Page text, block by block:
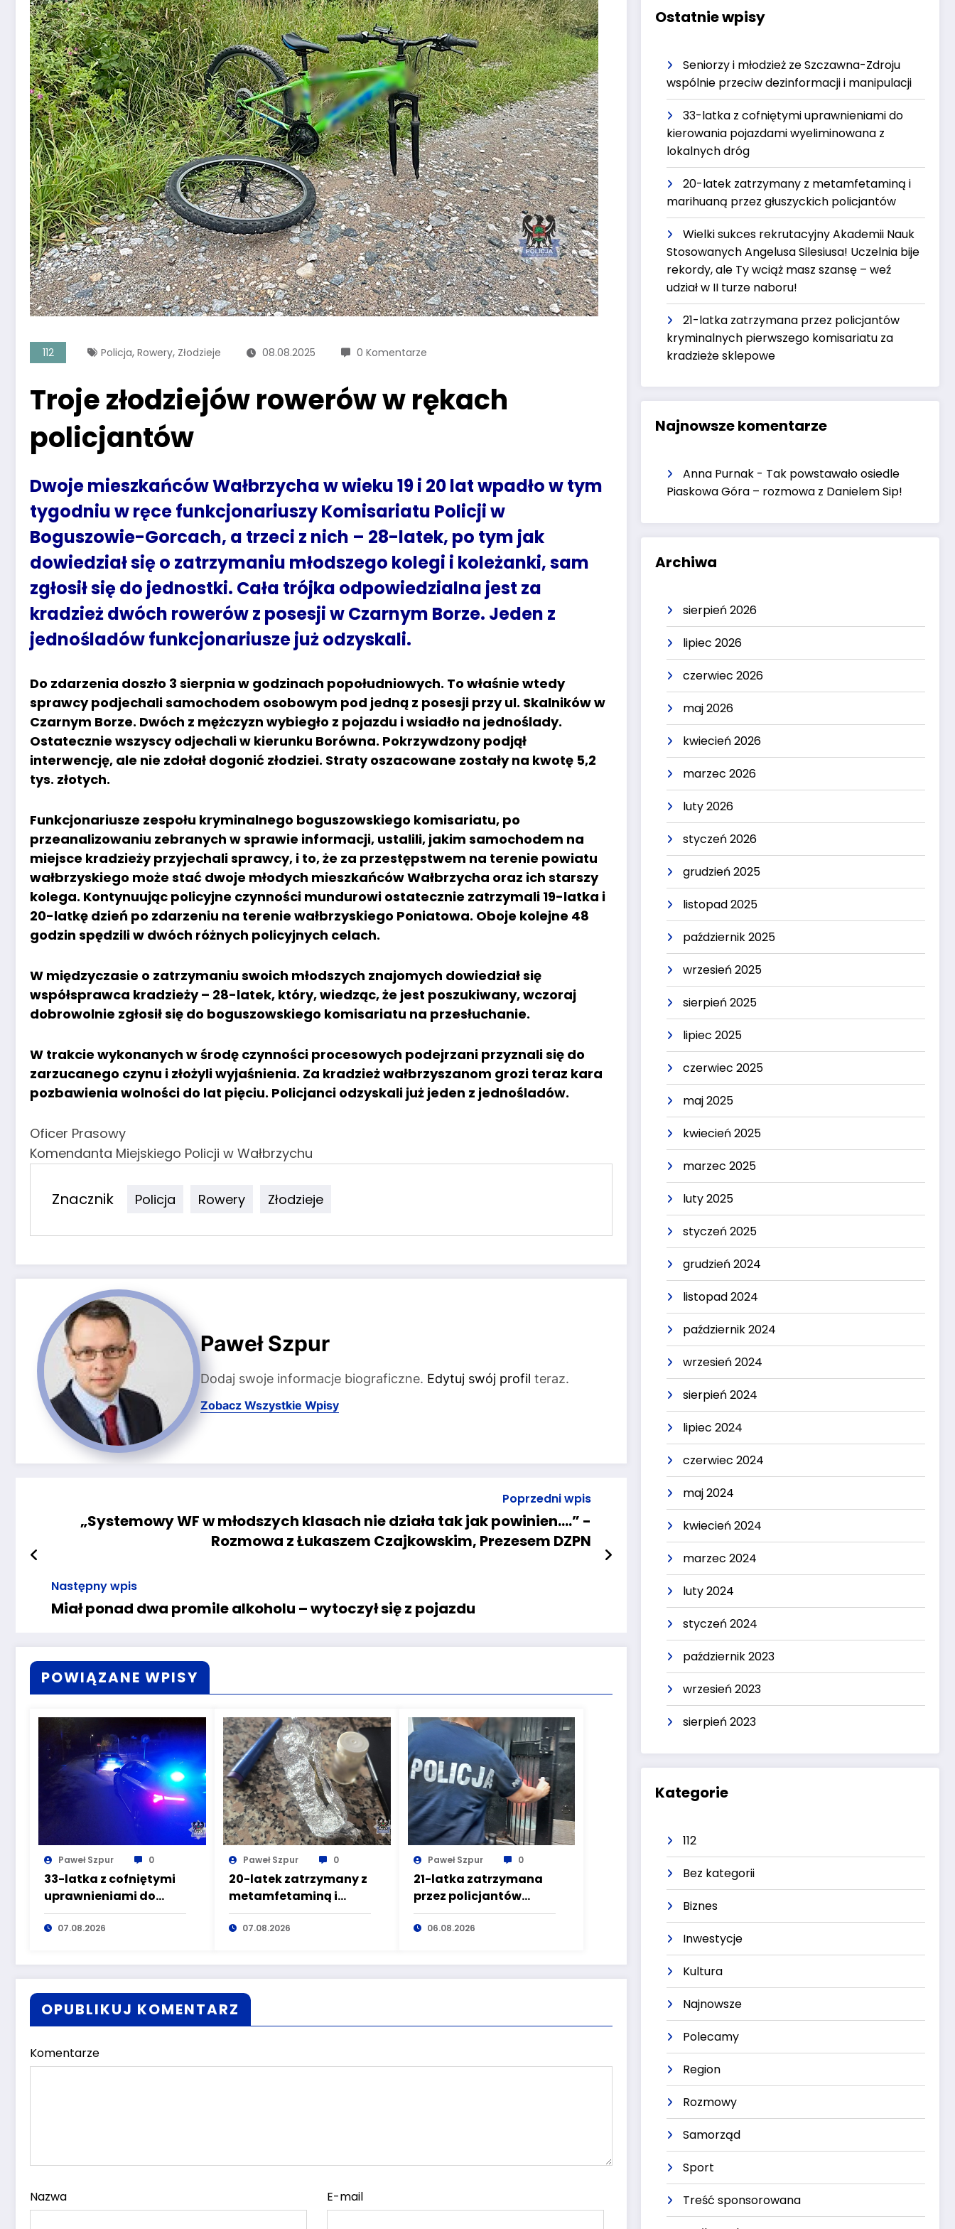
112 Policja, Rowery, Złodzieje 08.08.2025 0 Komentarze
Troje złodziejów rowerów w rękach
policjantów
Dwoje mieszkańców Wałbrzycha w wieku 19 i 20 lat wpadło w tym
tygodniu w ręce funkcjonariuszy Komisariatu Policji w
Boguszowie-Gorcach, a trzeci z nich – 28-latek, po tym jak
dowiedział się o zatrzymaniu młodszego kolegi i koleżanki, sam
zgłosił się do jednostki. Cała trójka odpowiedzialna jest za
kradzież dwóch rowerów z posesji w Czarnym Borze. Jeden z
jednośladów funkcjonariusze już odzyskali.
Do zdarzenia doszło 3 sierpnia w godzinach popołudniowych. To właśnie wtedy
sprawcy podjechali samochodem osobowym pod jedną z posesji przy ul. Skalników w
Czarnym Borze. Dwóch z mężczyzn wybiegło z pojazdu i wsiadło na jednoślady.
Ostatecznie wszyscy odjechali w kierunku Borówna. Pokrzywdzony podjął
interwencję, ale nie zdołał dogonić złodziei. Straty oszacowane zostały na kwotę 5,2
tys. złotych.
Funkcjonariusze zespołu kryminalnego boguszowskiego komisariatu, po
przeanalizowaniu zebranych w sprawie informacji, ustalili, jakim samochodem na
miejsce kradzieży przyjechali sprawcy, i to, że za przestępstwem na terenie powiatu
wałbrzyskiego może stać dwoje młodych mieszkańców Wałbrzycha oraz ich starszy
kolega. Kontynuując policyjne czynności mundurowi ostatecznie zatrzymali 19-latka i
20-latkę dzień po zdarzeniu na terenie wałbrzyskiego Poniatowa. Oboje kolejne 48
godzin spędzili w dwóch różnych policyjnych celach.
W międzyczasie o zatrzymaniu swoich młodszych znajomych dowiedział się
współsprawca kradzieży – 28-latek, który, wiedząc, że jest poszukiwany, wczoraj
dobrowolnie zgłosił się do boguszowskiego komisariatu na przesłuchanie.
W trakcie wykonanych w środę czynności procesowych podejrzani przyznali się do
zarzucanego czynu i złożyli wyjaśnienia. Za kradzież wałbrzyszanom grozi teraz kara
pozbawienia wolności do lat pięciu. Policjanci odzyskali już jeden z jednośladów.
Oficer Prasowy
Komendanta Miejskiego Policji w Wałbrzychu
Znacznik Policja Rowery Złodzieje
Paweł Szpur
Dodaj swoje informacje biograficzne. Edytuj swój profil teraz.
Zobacz Wszystkie Wpisy
Poprzedni wpis
„Systemowy WF w młodszych klasach nie działa tak jak powinien….” -
Rozmowa z Łukaszem Czajkowskim, Prezesem DZPN
Następny wpis
Miał ponad dwa promile alkoholu – wytoczył się z pojazdu
POWIĄZANE WPISY
Paweł Szpur 0
33-latka z cofniętymi
uprawnieniami do
kierowania pojazdami
wyeliminowana z
07.08.2026
Paweł Szpur 0
20-latek zatrzymany z
metamfetaminą i
marihuaną przez
głuszyckich
07.08.2026
Paweł Szpur 0
21-latka zatrzymana
przez policjantów
kryminalnych
pierwszego
kradzieże sklepowe
06.08.2026
OPUBLIKUJ KOMENTARZ
Komentarze
Nazwa E-mail
Ostatnie wpisy
Seniorzy i młodzież ze Szczawna-Zdroju
wspólnie przeciw dezinformacji i manipulacji
33-latka z cofniętymi uprawnieniami do
kierowania pojazdami wyeliminowana z
lokalnych dróg
20-latek zatrzymany z metamfetaminą i
marihuaną przez głuszyckich policjantów
Wielki sukces rekrutacyjny Akademii Nauk
Stosowanych Angelusa Silesiusa! Uczelnia bije
rekordy, ale Ty wciąż masz szansę – weź
udział w II turze naboru!
21-latka zatrzymana przez policjantów
kryminalnych pierwszego komisariatu za
kradzieże sklepowe
Najnowsze komentarze
Anna Purnak - Tak powstawało osiedle
Piaskowa Góra – rozmowa z Danielem Sip!
Archiwa
sierpień 2026
lipiec 2026
czerwiec 2026
maj 2026
kwiecień 2026
marzec 2026
luty 2026
styczeń 2026
grudzień 2025
listopad 2025
październik 2025
wrzesień 2025
sierpień 2025
lipiec 2025
czerwiec 2025
maj 2025
kwiecień 2025
marzec 2025
luty 2025
styczeń 2025
grudzień 2024
listopad 2024
październik 2024
wrzesień 2024
sierpień 2024
lipiec 2024
czerwiec 2024
maj 2024
kwiecień 2024
marzec 2024
luty 2024
styczeń 2024
październik 2023
wrzesień 2023
sierpień 2023
Kategorie
112
Bez kategorii
Biznes
Inwestycje
Kultura
Najnowsze
Polecamy
Region
Rozmowy
Samorząd
Sport
Treść sponsorowana